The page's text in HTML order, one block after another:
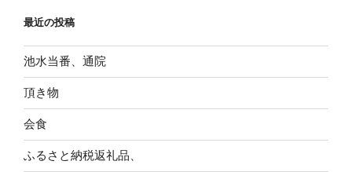
ブ
最近の投稿
池水当番、通院
頂き物
会食
ふるさと納税返礼品、